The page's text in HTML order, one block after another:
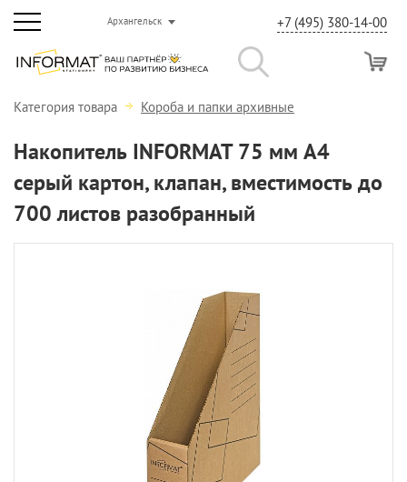
Архангельск +7 (495) 380-14-00
Категория товара Короба и папки архивные
Накопитель INFORMAT 75 мм А4
серый картон, клапан, вместимость до
700 листов разобранный